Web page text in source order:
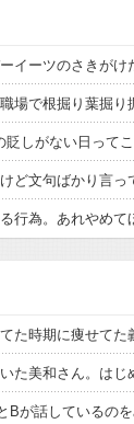
行為。あれやめて